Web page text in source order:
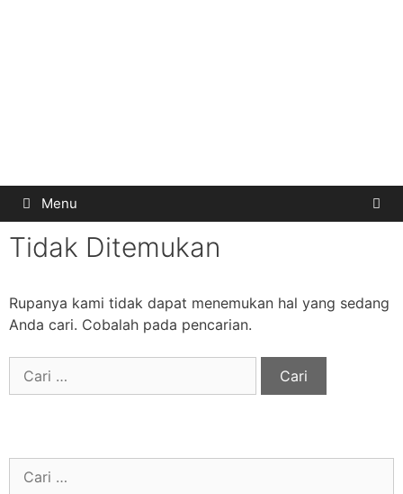
Menu
Tidak Ditemukan
Rupanya kami tidak dapat menemukan hal yang sedang
Anda cari. Cobalah pada pencarian.